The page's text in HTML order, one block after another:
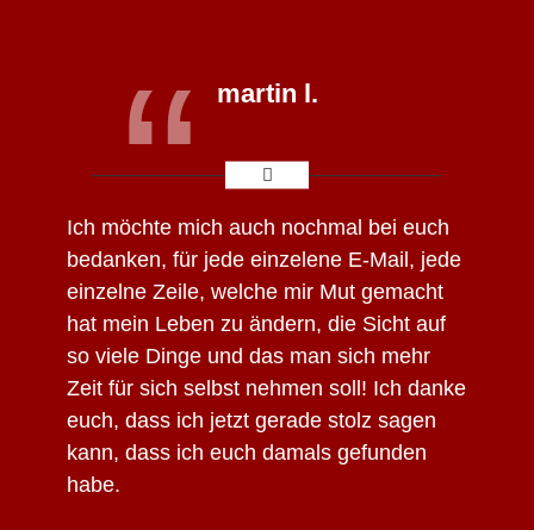
martin l.
“
Ich möchte mich auch nochmal bei euch
bedanken, für jede einzelene E-Mail, jede
einzelne Zeile, welche mir Mut gemacht
hat mein Leben zu ändern, die Sicht auf
so viele Dinge und das man sich mehr
Zeit für sich selbst nehmen soll! Ich danke
euch, dass ich jetzt gerade stolz sagen
kann, dass ich euch damals gefunden
habe.